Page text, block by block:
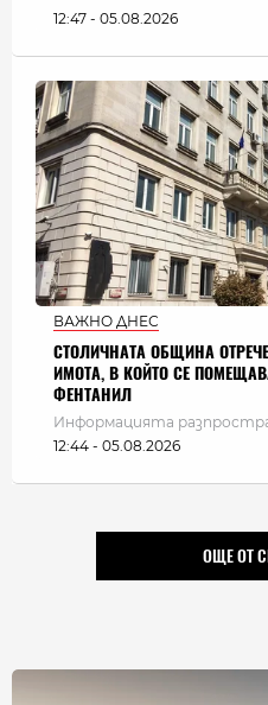
12:47 - 05.08.2026
ВАЖНО ДНЕС
СТОЛИЧНАТА ОБЩИНА
ИМОТА, В КОЙТО СЕ
ФЕНТАНИЛ
Информацията
12:44 - 05.08.2026
ОЩЕ ОТ